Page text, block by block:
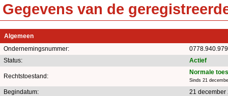
Gegevens van de
Algemeen
Ondernemingsnummer:
0778.940.979
Status:
Actief
Rechtstoestand:
Normale
Sinds 21
Begindatum: 21 december